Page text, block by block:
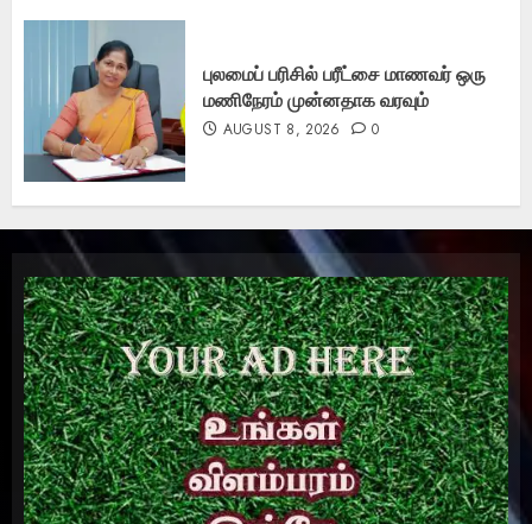
புலமைப் பரிசில் பரீட்சை மாணவர் ஒரு
மணிநேரம் முன்னதாக வரவும்
AUGUST 8, 2026 0